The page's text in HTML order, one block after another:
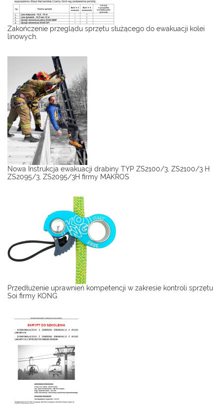
Zakończenie przeglądu sprzętu służącego do ewakuacji kolei
linowych.
Nowa Instrukcja ewakuacji drabiny TYP ZS2100/3, ZS2100/3 H
ZS2095/3, ZS2095/3H firmy MAKROS
Przedłużenie uprawnień kompetencji w zakresie kontroli sprzętu
Soi firmy KONG